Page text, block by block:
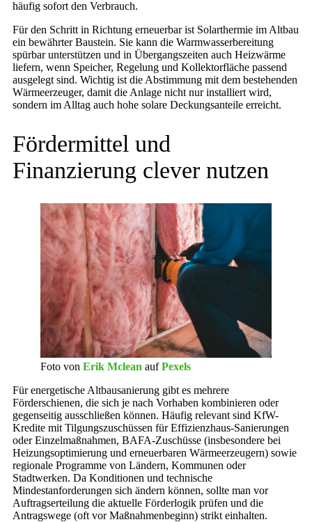
häufig sofort den Verbrauch.
Für den Schritt in Richtung erneuerbar ist Solarthermie im Altbau
ein bewährter Baustein. Sie kann die Warmwasserbereitung
spürbar unterstützen und in Übergangszeiten auch Heizwärme
liefern, wenn Speicher, Regelung und Kollektorfläche passend
ausgelegt sind. Wichtig ist die Abstimmung mit dem bestehenden
Wärmeerzeuger, damit die Anlage nicht nur installiert wird,
sondern im Alltag auch hohe solare Deckungsanteile erreicht.
Fördermittel und
Finanzierung clever nutzen
Foto von Erik Mclean aufPexels
Für energetische Altbausanierung gibt es mehrere
Förderschienen, die sich je nach Vorhaben kombinieren oder
gegenseitig ausschließen können. Häufig relevant sind KfW-
Kredite mit Tilgungszuschüssen für Effizienzhaus-Sanierungen
oder Einzelmaßnahmen, BAFA-Zuschüsse (insbesondere bei
Heizungsoptimierung und erneuerbaren Wärmeerzeugern) sowie
regionale Programme von Ländern, Kommunen oder
Stadtwerken. Da Konditionen und technische
Mindestanforderungen sich ändern können, sollte man vor
Auftragserteilung die aktuelle Förderlogik prüfen und die
Antragswege (oft vor Maßnahmenbeginn) strikt einhalten.